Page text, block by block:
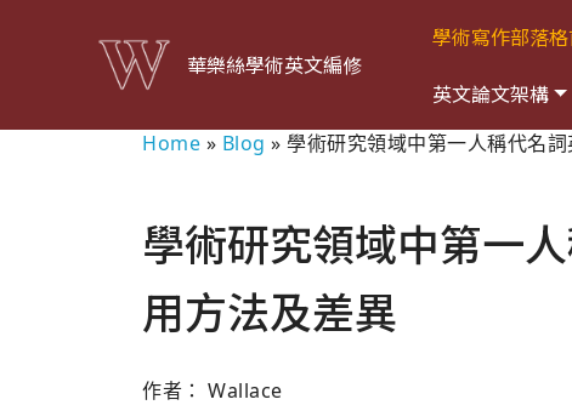
華樂絲學術英文編修
學術寫作部落
英文論文架構
Home » Blog » 學術研究領域中第一人稱代名
學術研究領域中第一
用方法及差異
作者： Wallace